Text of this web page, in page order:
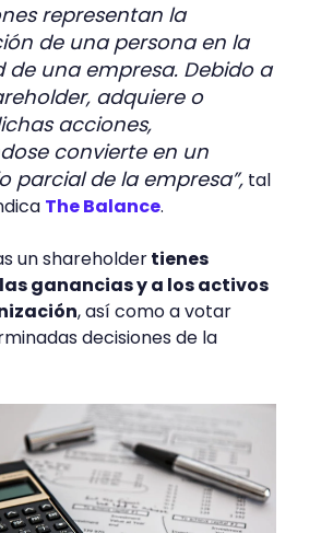
representan la
de una persona en la
de una empresa. Debido a
adquiere o
acciones,
convierte en un
parcial de la empresa”,tal
The Balance.
un shareholdertienes
ganancias y a los activos
, así como a votar
decisiones de la